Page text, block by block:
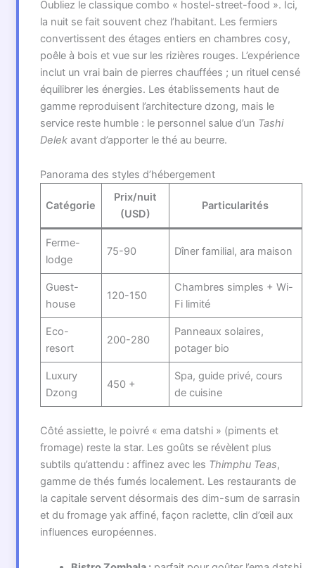
Oubliez le classique combo « hostel-street-food ». Ici,
la nuit se fait souvent chez l’habitant. Les fermiers
convertissent des étages entiers en chambres cosy,
poêle à bois et vue sur les rizières rouges. L’expérience
inclut un vrai bain de pierres chauffées ; un rituel censé
équilibrer les énergies. Les établissements haut de
gamme reproduisent l’architecture dzong, mais le
service reste humble : le personnel salue d’un Tashi
Delekavant d’apporter le thé au beurre.
Panorama des styles d’hébergement
Catégorie
Prix/nuit
(USD)
Particularités
Ferme-
lodge
75-90 Dîner familial, ara maison
Guest-
house
120-150
Chambres simples + Wi-
Fi limité
Eco-
resort
200-280
Panneaux solaires,
potager bio
Luxury
Dzong
450 +
Spa, guide privé, cours
de cuisine
Côté assiette, le poivré « ema datshi » (piments et
fromage) reste la star. Les goûts se révèlent plus
subtils qu’attendu : affinez avec les Thimphu Teas,
gamme de thés fumés localement. Les restaurants de
la capitale servent désormais des dim-sum de sarrasin
et du fromage yak affiné, façon raclette, clin d’œil aux
influences européennes.